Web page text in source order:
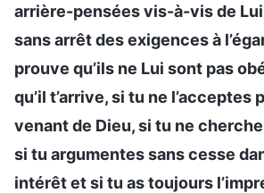
arrière-pensées vis-à-vis de
sans arrêt des exigences à
prouve qu’ils ne Lui sont pas
qu’il t’arrive, si tu ne l’acceptes
venant de Dieu, si tu ne
si tu argumentes sans cesse
intérêt et si tu as toujours